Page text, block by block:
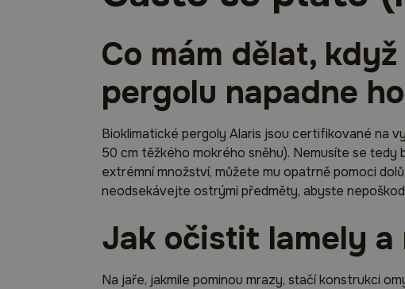
Co mám dělat,
pergolu napadne
Bioklimatické pergoly Alaris jsou certifikované na
50 cm těžkého mokrého sněhu). Nemusíte se tedy
extrémní množství, můžete mu opatrně pomoci
neodsekávejte ostrými předměty, abyste
Jak očistit lamely a
Na jaře, jakmile pominou mrazy, stačí konstrukci